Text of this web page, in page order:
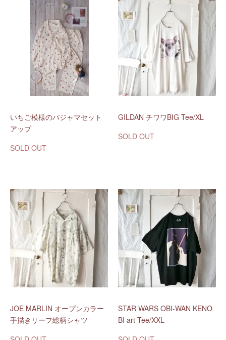
いちご模様のパジャマセット
アップ
SOLD OUT
GILDAN チワワBIG Tee/XL
SOLD OUT
JOE MARLIN オープンカラー
手描きリーフ総柄シャツ
STAR WARS OBI-WAN KENO
BI art Tee/XXL